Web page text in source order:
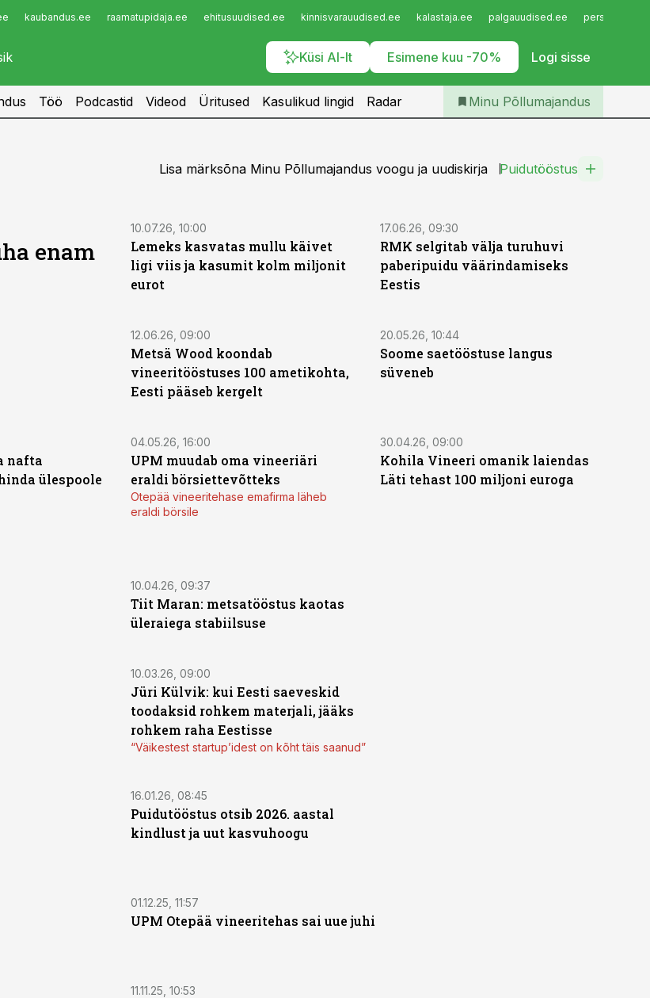
kaubandus.ee raamatupidaja.ee ehitusuudised.ee kinnisvarauudised.ee kalastaja.ee palgauudised.ee
Küsi AI-lt Esimene kuu -70% Logi sisse
Iseteenindus
Telli Põllumajandus
Töö Podcastid Videod Üritused Kasulikud lingid Radar Minu Põllumajandus
Lisa märksõna Minu Põllumajandus voogu ja uudiskirja Puidutööstus
enam
10.07.26, 10:00
Lemeks kasvatas mullu käivet
ligi viis ja kasumit kolm miljonit
eurot
17.06.26, 09:30
RMK selgitab välja turuhuvi
paberipuidu väärindamiseks
Eestis
12.06.26, 09:00
Metsä Wood koondab
vineeritööstuses 100 ametikohta,
Eesti pääseb kergelt
20.05.26, 10:44
Soome saetööstuse langus
süveneb
nafta
ülespoole
04.05.26, 16:00
UPM muudab oma vineeriäri
eraldi börsiettevõtteks
Otepää vineeritehase emafirma läheb
eraldi börsile
30.04.26, 09:00
Kohila Vineeri omanik laiendas
Läti tehast 100 miljoni euroga
10.04.26, 09:37
Tiit Maran: metsatööstus kaotas
üleraiega stabiilsuse
10.03.26, 09:00
Jüri Külvik: kui Eesti saeveskid
toodaksid rohkem materjali, jääks
rohkem raha Eestisse
“Väikestest startup’idest on kõht täis saanud”
16.01.26, 08:45
Puidutööstus otsib 2026. aastal
kindlust ja uut kasvuhoogu
01.12.25, 11:57
UPM Otepää vineeritehas sai uue juhi
11.11.25, 10:53